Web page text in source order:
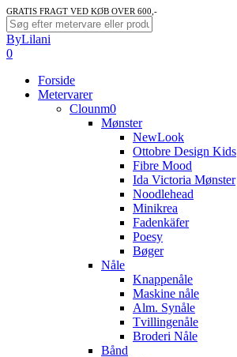
Skip
to
main
content
GRATIS FRAGT VED KØB OVER 600,-
Close
Search
ByLilani
search
account
0
Forside
Metervarer
Clounm0
Mønster
NewLook
Ottobre Design Kids
Fibre Mood
Ida Victoria Mønster
Noodlehead
Minikrea
Fadenkäfer
Poesy
Bøger
Nåle
Knappenåle
Maskine nåle
Alm. Synåle
Tvillingenåle
Broderi Nåle
Bånd